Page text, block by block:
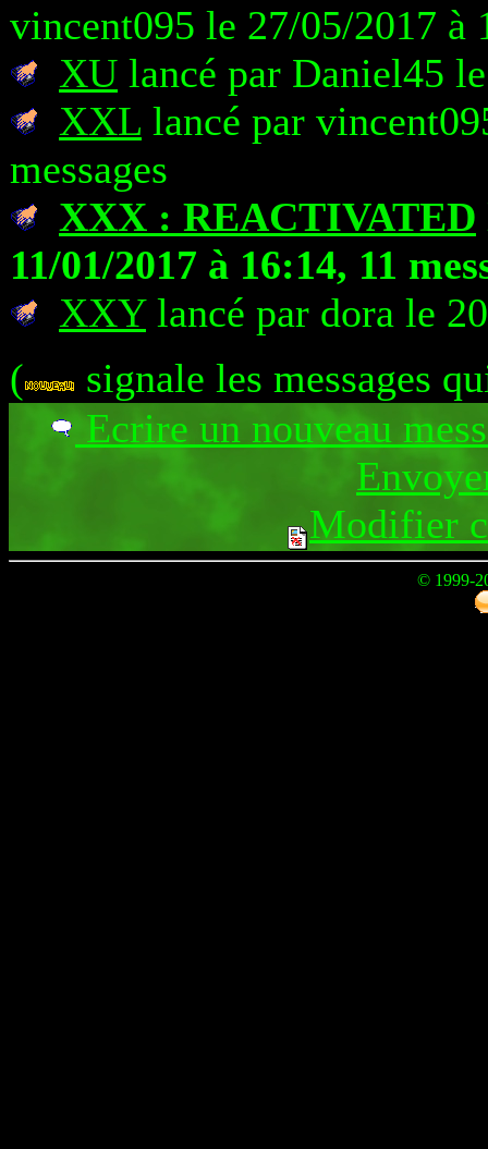
vincent095 le 27/05/2017 à
XU lancé par Daniel45
XXL lancé par
messages
XXX : REACTIVATED
11/01/2017 à 16:14, 11
XXYlancé par dora le
(
signale les messages
Ecrire un nouveau
Modifier
© 1999-